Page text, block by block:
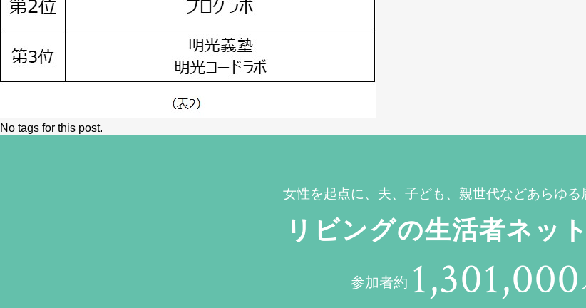
No tags for this post.
女性を起点に、夫、子ども、親世代などあらゆる
リビングの生活者ネッ
参加者約 1,301,000